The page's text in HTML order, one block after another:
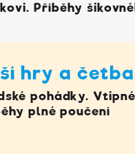
Příběhy
hry a četba
pohádky.
plné poučení